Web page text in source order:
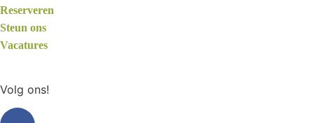
Reserveren
Steun ons
Vacatures
Volg ons!